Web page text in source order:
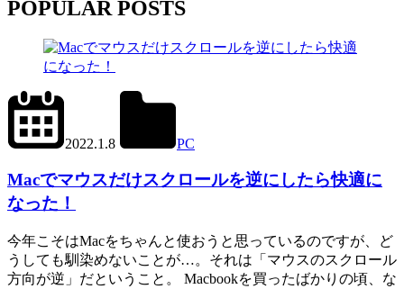
POPULAR POSTS
2022.1.8
PC
Reverser
Macでマウスだけスクロールを逆にしたら快適に
なった！
今年こそはMacをちゃんと使おうと思っているのですが、ど
うしても馴染めないことが…。それは「マウスのスクロール
方向が逆」だということ。 Macbookを買ったばかりの頃、な